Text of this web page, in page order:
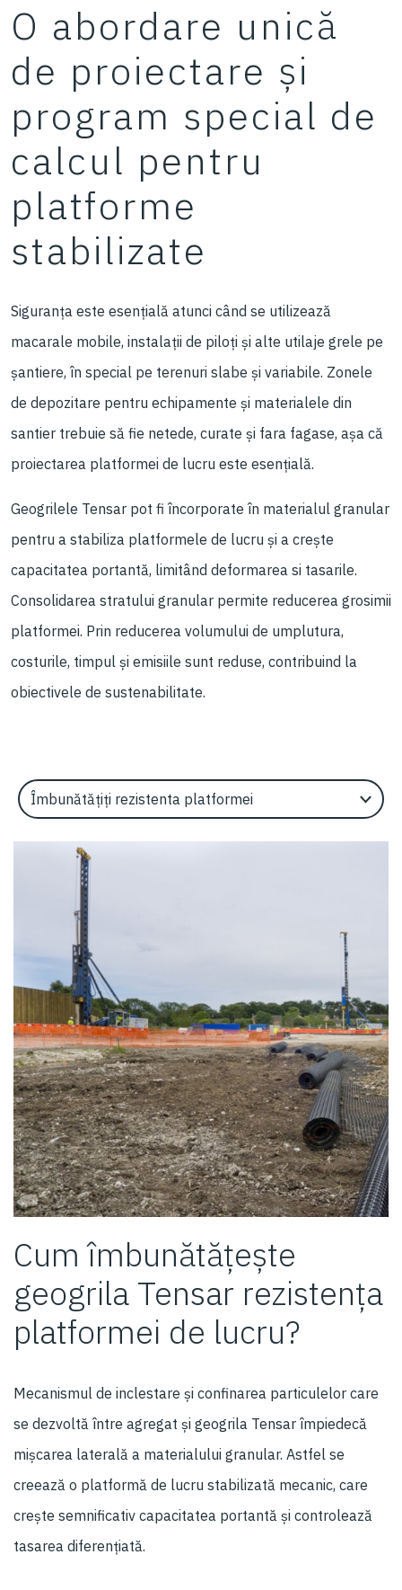
O abordare unică
de proiectare și
program special de
calcul pentru
platforme
stabilizate
Siguranța este esențială atunci când se utilizează
macarale mobile, instalații de piloți și alte utilaje grele pe
șantiere, în special pe terenuri slabe și variabile. Zonele
de depozitare pentru echipamente și materialele din
santier trebuie să fie netede, curate și fara fagase, așa că
proiectarea platformei de lucru este esențială.
Geogrilele Tensar pot fi încorporate în materialul granular
pentru a stabiliza platformele de lucru și a crește
capacitatea portantă, limitând deformarea si tasarile.
Consolidarea stratului granular permite reducerea grosimii
platformei. Prin reducerea volumului de umplutura,
costurile, timpul și emisiile sunt reduse, contribuind la
obiectivele de sustenabilitate.
Select an Application Feature
Cum îmbunătățește
geogrila Tensar rezistența
platformei de lucru?
Mecanismul de inclestare și confinarea particulelor care
se dezvoltă între agregat și geogrila Tensar împiedecă
mișcarea laterală a materialului granular. Astfel se
creează o platformă de lucru stabilizată mecanic, care
crește semnificativ capacitatea portantă și controlează
tasarea diferențiată.